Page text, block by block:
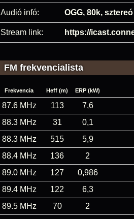
Audió infó: OGG, 80k, sztereó
Stream link: https://
FM frekvencialista
Frekvencia Heff (m) ERP (kW)
87.6 MHz 113 7,6
88.3 MHz
31 0,1
88.3 MHz
515 5,9
88.4 MHz
136 2
89.0 MHz
127 0,986
89.4 MHz
122 6,3
89.5 MHz
70 2